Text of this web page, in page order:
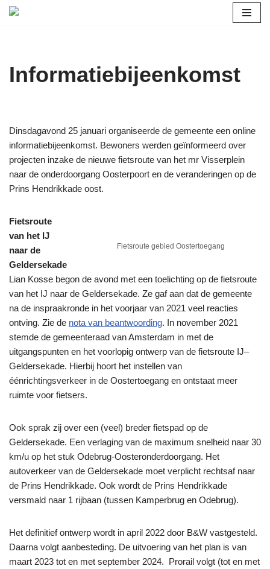
inhoud
Informatiebijeenkomst
Dinsdagavond 25 januari organiseerde de gemeente een online
informatiebijeenkomst. Bewoners werden geïnformeerd over
projecten inzake de nieuwe fietsroute van het mr Visserplein
naar de onderdoorgang Oosterpoort en de veranderingen op de
Prins Hendrikkade oost.
Fietsroute gebied Oostertoegang
Fietsroute
van het IJ
naar de
Geldersekade
Lian Kosse begon de avond met een toelichting op de fietsroute
van het IJ naar de Geldersekade. Ze gaf aan dat de gemeente
na de inspraakronde in het voorjaar van 2021 veel reacties
ontving. Zie de nota van beantwoording. In november 2021
stemde de gemeenteraad van Amsterdam in met de
uitgangspunten en het voorlopig ontwerp van de fietsroute IJ–
Geldersekade. Hierbij hoort het instellen van
éénrichtingsverkeer in de Oostertoegang en ontstaat meer
ruimte voor fietsers.
Ook sprak zij over een (veel) breder fietspad op de
Geldersekade. Een verlaging van de maximum snelheid naar 30
km/u op het stuk Odebrug-Oosteronderdoorgang. Het
autoverkeer van de Geldersekade moet verplicht rechtsaf naar
de Prins Hendrikkade. Ook wordt de Prins Hendrikkade
versmald naar 1 rijbaan (tussen Kamperbrug en Odebrug).
Het definitief ontwerp wordt in april 2022 door B&W vastgesteld.
Daarna volgt aanbesteding. De uitvoering van het plan is van
maart 2023 tot en met september 2024. Prorail volgt (tot en met